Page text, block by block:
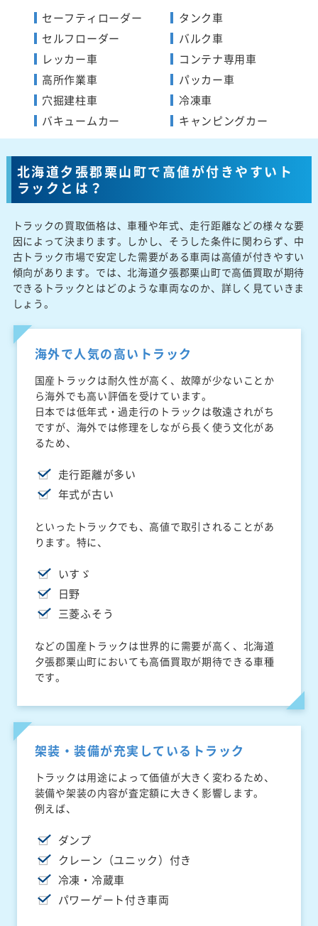
セーフティローダー
セルフローダー
レッカー車
高所作業車
穴掘建柱車
バキュームカー
タンク車
バルク車
コンテナ専用車
パッカー車
冷凍車
キャンピングカー
北海道夕張郡栗山町で高値が付きやすいト
ラックとは？
トラックの買取価格は、車種や年式、走行距離などの様々な要
因によって決まります。しかし、そうした条件に関わらず、中
古トラック市場で安定した需要がある車両は高値が付きやすい
傾向があります。では、北海道夕張郡栗山町で高価買取が期待
できるトラックとはどのような車両なのか、詳しく見ていきま
しょう。
海外で人気の高いトラック
国産トラックは耐久性が高く、故障が少ないことか
ら海外でも高い評価を受けています。
日本では低年式・過走行のトラックは敬遠されがち
ですが、海外では修理をしながら長く使う文化があ
るため、
走行距離が多い
年式が古い
といったトラックでも、高値で取引されることがあ
ります。特に、
いすゞ
日野
三菱ふそう
などの国産トラックは世界的に需要が高く、北海道
夕張郡栗山町においても高価買取が期待できる車種
です。
架装・装備が充実しているトラック
トラックは用途によって価値が大きく変わるため、
装備や架装の内容が査定額に大きく影響します。
例えば、
ダンプ
クレーン（ユニック）付き
冷凍・冷蔵車
パワーゲート付き車両